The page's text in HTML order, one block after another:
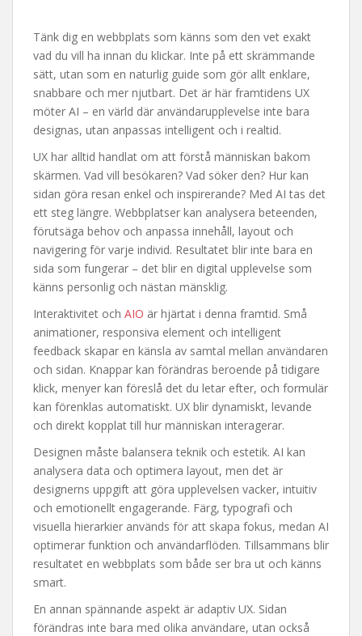
Tänk dig en webbplats som känns som den vet exakt
vad du vill ha innan du klickar. Inte på ett skrämmande
sätt, utan som en naturlig guide som gör allt enklare,
snabbare och mer njutbart. Det är här framtidens UX
möter AI – en värld där användarupplevelse inte bara
designas, utan anpassas intelligent och i realtid.
UX har alltid handlat om att förstå människan bakom
skärmen. Vad vill besökaren? Vad söker den? Hur kan
sidan göra resan enkel och inspirerande? Med AI tas det
ett steg längre. Webbplatser kan analysera beteenden,
förutsäga behov och anpassa innehåll, layout och
navigering för varje individ. Resultatet blir inte bara en
sida som fungerar – det blir en digital upplevelse som
känns personlig och nästan mänsklig.
Interaktivitet och AIO är hjärtat i denna framtid. Små
animationer, responsiva element och intelligent
feedback skapar en känsla av samtal mellan användaren
och sidan. Knappar kan förändras beroende på tidigare
klick, menyer kan föreslå det du letar efter, och formulär
kan förenklas automatiskt. UX blir dynamiskt, levande
och direkt kopplat till hur människan interagerar.
Designen måste balansera teknik och estetik. AI kan
analysera data och optimera layout, men det är
designerns uppgift att göra upplevelsen vacker, intuitiv
och emotionellt engagerande. Färg, typografi och
visuella hierarkier används för att skapa fokus, medan AI
optimerar funktion och användarflöden. Tillsammans blir
resultatet en webbplats som både ser bra ut och känns
smart.
En annan spännande aspekt är adaptiv UX. Sidan
förändras inte bara med olika användare, utan också